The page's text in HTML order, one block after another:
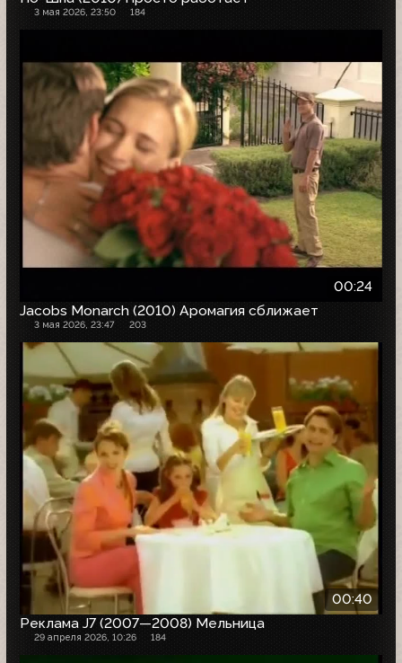
3 мая 2026, 23:50 184
00:24
Jacobs Monarch (2010) Аромагия сближает
3 мая 2026, 23:47 203
00:40
Реклама J7 (2007—2008) Мельница
29 апреля 2026, 10:26 184